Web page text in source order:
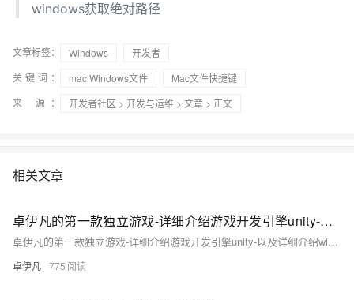
windows获取绝对路径
文章标签： Windows
开发者
关键词：
mac Windows文件
Mac文件快捷键
来 源：
开发者社区 > 开发与运维 > 文章 > 正文
相关文章
卓伊凡的第一款独立游戏-详细介绍游戏开发引擎unity-以及详细介绍windows和mac的安装步骤【01】
卓伊凡的第一款独立游戏-详细介绍游戏开发引擎unity-以及详细介绍windows和mac的安装步骤【01】
卓伊凡 775